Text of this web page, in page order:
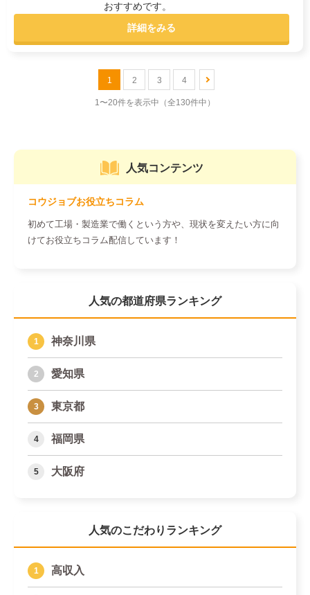
おすすめです。
詳細をみる
1 2 3 4
1〜20件を表示中 （全130件中）
人気コンテンツ
コウジョブお役立ちコラム
初めて工場・製造業で働くという方や、現状を変えたい方に向
けてお役立ちコラム配信しています！
人気の都道府県ランキング
神奈川県
愛知県
東京都
福岡県
大阪府
人気のこだわりランキング
高収入